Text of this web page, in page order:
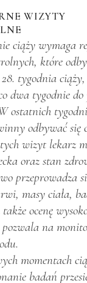
WIZYTY
ciąży wymaga
które
tygodnia
dwa tygodnie do
ostatnich
odbywać się
wizyt lekarz
oraz stan
przeprowadza
masy ciała,
ocenę
pozwala na
momentach
badań